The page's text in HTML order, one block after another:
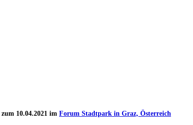
10.04.2021 im Forum Stadtpark in Graz, Österreich